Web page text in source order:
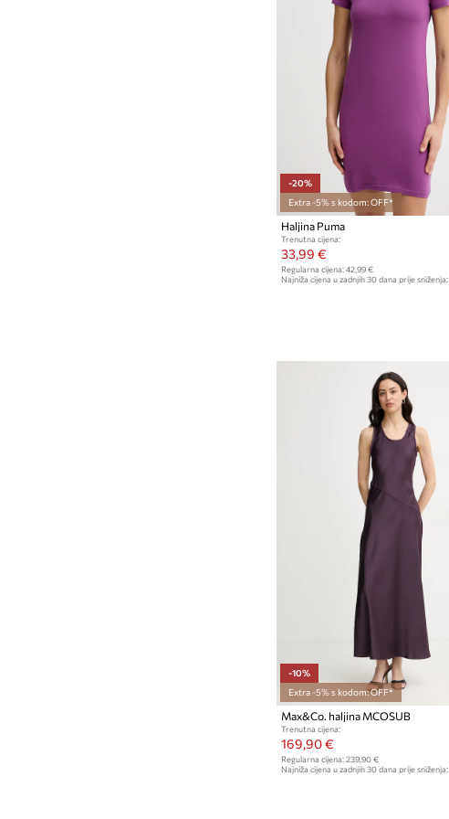
-20%
Extra -5% s kodom: OFF*
Haljina Puma
Trenutna cijena:
33,99 €
Regularna cijena: 42,99 €
Najniža cijena u zadnjih 30 dana prije sniženja:
-10%
Extra -5% s kodom: OFF*
Max&Co. haljina MCOSUB
Trenutna cijena:
169,90 €
Regularna cijena: 239,90 €
Najniža cijena u zadnjih 30 dana prije sniženja: